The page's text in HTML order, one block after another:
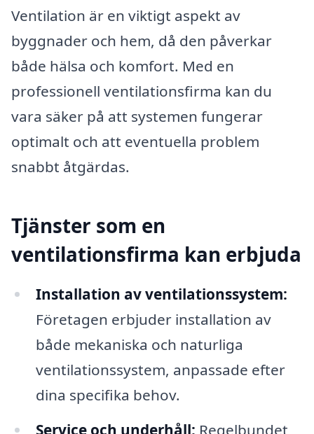
Ventilation är en viktigt aspekt av
byggnader och hem, då den påverkar
både hälsa och komfort. Med en
professionell ventilationsfirma kan du
vara säker på att systemen fungerar
optimalt och att eventuella problem
snabbt åtgärdas.
Tjänster som en
ventilationsfirma kan erbjuda
Installation av ventilationssystem:
Företagen erbjuder installation av
både mekaniska och naturliga
ventilationssystem, anpassade efter
dina specifika behov.
Service och underhåll: Regelbundet